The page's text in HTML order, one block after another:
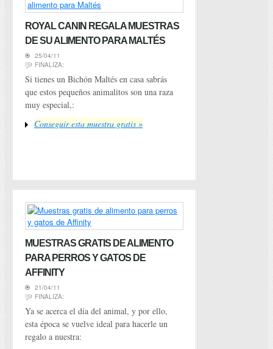
ROYAL CANIN REGALA MUESTRAS
DE SU ALIMENTO PARA MALTÉS
25/04/11
FINALIZA:
Si tienes un Bichón Maltés en casa sabrás
que estos pequeños animalitos son una raza
muy especial,:
Conseguir esta muestra gratis »
MUESTRAS GRATIS DE ALIMENTO
PARA PERROS Y GATOS DE
AFFINITY
21/04/11
FINALIZA:
Ya se acerca el día del animal, y por ello,
esta época se vuelve ideal para hacerle un
regalo a nuestra: